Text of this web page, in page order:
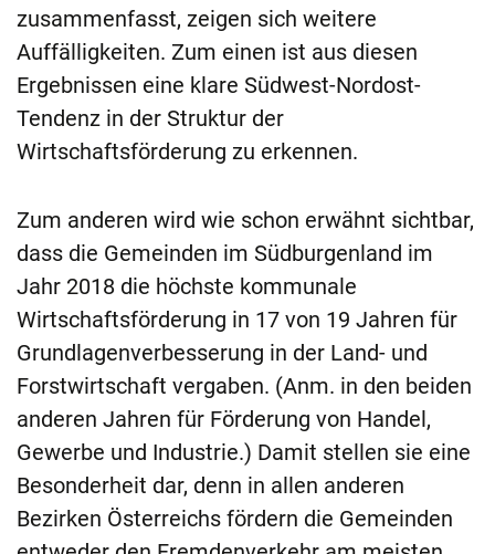
zusammenfasst, zeigen sich weitere
Auffälligkeiten. Zum einen ist aus diesen
Ergebnissen eine klare Südwest-Nordost-
Tendenz in der Struktur der
Wirtschaftsförderung zu erkennen.
Zum anderen wird wie schon erwähnt sichtbar,
dass die Gemeinden im Südburgenland im
Jahr 2018 die höchste kommunale
Wirtschaftsförderung in 17 von 19 Jahren für
Grundlagenverbesserung in der Land- und
Forstwirtschaft vergaben. (Anm. in den beiden
anderen Jahren für Förderung von Handel,
Gewerbe und Industrie.) Damit stellen sie eine
Besonderheit dar, denn in allen anderen
Bezirken Österreichs fördern die Gemeinden